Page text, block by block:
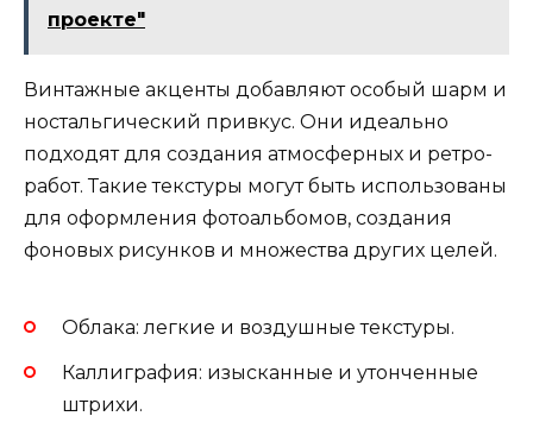
проекте"
Винтажные акценты добавляют особый шарм и
ностальгический привкус. Они идеально
подходят для создания атмосферных и ретро-
работ. Такие текстуры могут быть использованы
для оформления фотоальбомов, создания
фоновых рисунков и множества других целей.
Облака: легкие и воздушные текстуры.
Каллиграфия: изысканные и утонченные
штрихи.